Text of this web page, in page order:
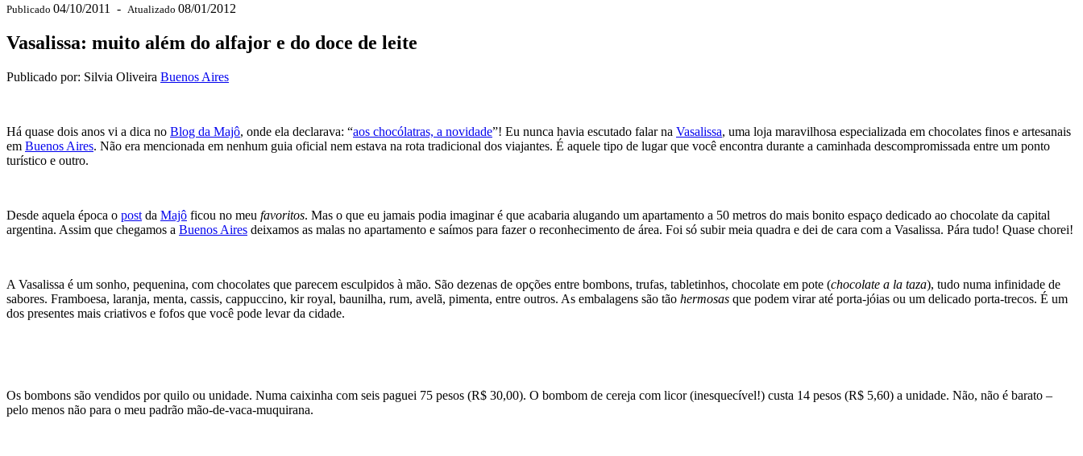
Publicado 04/10/2011 - Atualizado 08/01/2012
Vasalissa: muito além do alfajor e do doce de leite
Publicado por: Silvia Oliveira Buenos Aires
Há quase dois anos vi a dica no Blog da Majô, onde ela declarava: “aos chocólatras, a novidade”! Eu nunca havia escutado falar na Vasalissa, uma loja maravilhosa especializada em chocolates finos e artesanais
em Buenos Aires. Não era mencionada em nenhum guia oficial nem estava na rota tradicional dos viajantes. É aquele tipo de lugar que você encontra durante a caminhada descompromissada entre um ponto
turístico e outro.
Desde aquela época o post da Majô ficou no meu favoritos. Mas o que eu jamais podia imaginar é que acabaria alugando um apartamento a 50 metros do mais bonito espaço dedicado ao chocolate da capital
argentina. Assim que chegamos a Buenos Aires deixamos as malas no apartamento e saímos para fazer o reconhecimento de área. Foi só subir meia quadra e dei de cara com a Vasalissa. Pára tudo! Quase chorei!
A Vasalissa é um sonho, pequenina, com chocolates que parecem esculpidos à mão. São dezenas de opções entre bombons, trufas, tabletinhos, chocolate em pote (chocolate a la taza), tudo numa infinidade de
sabores. Framboesa, laranja, menta, cassis, cappuccino, kir royal, baunilha, rum, avelã, pimenta, entre outros. As embalagens são tão hermosas que podem virar até porta-jóias ou um delicado porta-trecos. É um
dos presentes mais criativos e fofos que você pode levar da cidade.
Os bombons são vendidos por quilo ou unidade. Numa caixinha com seis paguei 75 pesos (R$ 30,00). O bombom de cereja com licor (inesquecível!) custa 14 pesos (R$ 5,60) a unidade. Não, não é barato –
pelo menos não para o meu padrão mão-de-vaca-muquirana.